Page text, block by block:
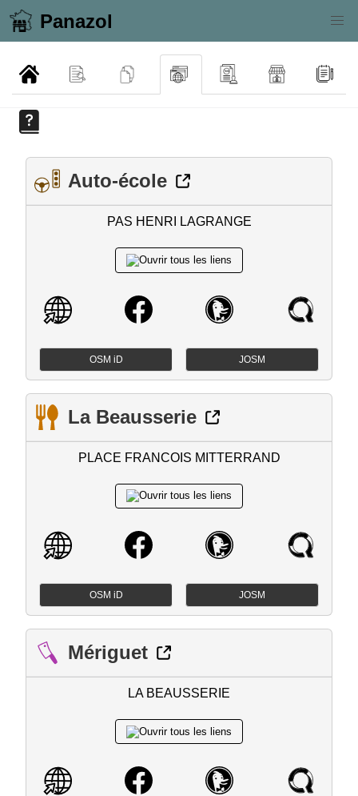
Panazol
Auto-école
PAS HENRI LAGRANGE
OSM iD JOSM
La Beausserie
PLACE FRANCOIS MITTERRAND
OSM iD JOSM
Mériguet
LA BEAUSSERIE